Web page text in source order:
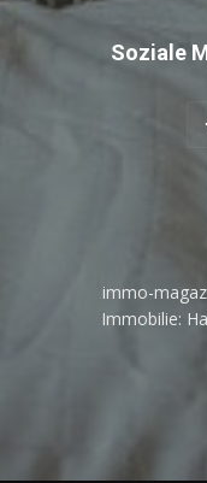
Soziale
immo-
Immobilie: